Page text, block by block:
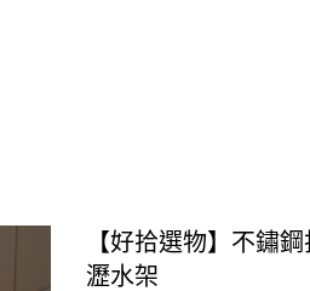
【好拾選物】不鏽
瀝水架